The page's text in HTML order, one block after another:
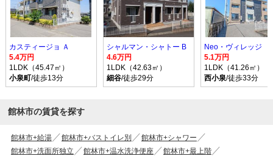
カスティージョ Ａ
5.4万円
1LDK（45.47㎡）
小泉町/徒歩13分
シャルマン・シャトー B
4.6万円
1LDK（42.63㎡）
細谷/徒歩29分
Neo・ヴィレッジ
5.1万円
1LDK（41.26㎡）
西小泉/徒歩33分
館林市の賃貸を探す
館林市+給湯 館林市+バストイレ別
館林市+シャワー
館林市+洗面所独立
館林市+温水洗浄便座
館林市+最上階